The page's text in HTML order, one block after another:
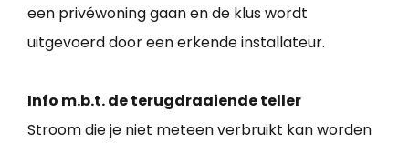
een privéwoning gaan en de klus wordt
uitgevoerd door een erkende installateur.
Info m.b.t. de terugdraaiende teller
Stroom die je niet meteen verbruikt kan worden